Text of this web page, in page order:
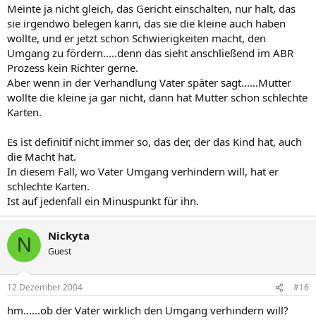
Meinte ja nicht gleich, das Gericht einschalten, nur halt, das
sie irgendwo belegen kann, das sie die kleine auch haben
wollte, und er jetzt schon Schwierigkeiten macht, den
Umgang zu fördern.....denn das sieht anschließend im ABR
Prozess kein Richter gerne.
Aber wenn in der Verhandlung Vater später sagt......Mutter
wollte die kleine ja gar nicht, dann hat Mutter schon schlechte
Karten.
Es ist definitif nicht immer so, das der, der das Kind hat, auch
die Macht hat.
In diesem Fall, wo Vater Umgang verhindern will, hat er
schlechte Karten.
Ist auf jedenfall ein Minuspunkt für ihn.
N Nickyta
Guest
12 Dezember 2004 #16
hm......ob der Vater wirklich den Umgang verhindern will?